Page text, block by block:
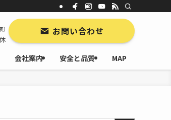
会社案内 安全と品質 MAP
） お問い合わせ